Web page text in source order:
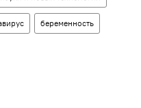
беременность